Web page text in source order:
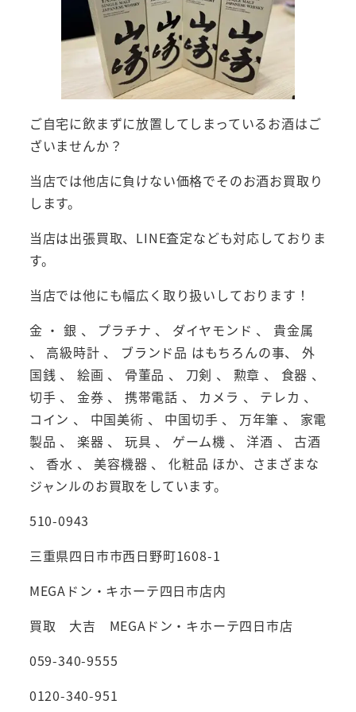
ご自宅に飲まずに放置してしまっているお酒はご
ざいませんか？
当店では他店に負けない価格でそのお酒お買取り
します。
当店は出張買取、LINE査定なども対応しておりま
す。
当店では他にも幅広く取り扱いしております！
金 ・ 銀 、 プラチナ 、 ダイヤモンド 、 貴金属
、 高級時計 、 ブランド品 はもちろんの事、 外
国銭 、 絵画 、 骨董品 、 刀剣 、 勲章 、 食器 、
切手 、 金券 、 携帯電話 、 カメラ 、 テレカ 、
コイン 、 中国美術 、 中国切手 、 万年筆 、 家電
製品 、 楽器 、 玩具 、 ゲーム機 、 洋酒 、 古酒
、 香水 、 美容機器 、 化粧品 ほか、さまざまな
ジャンルのお買取をしています。
510-0943
三重県四日市市西日野町1608-1
MEGAドン・キホーテ四日市店内
買取 大吉 MEGAドン・キホーテ四日市店
059-340-9555
0120-340-951